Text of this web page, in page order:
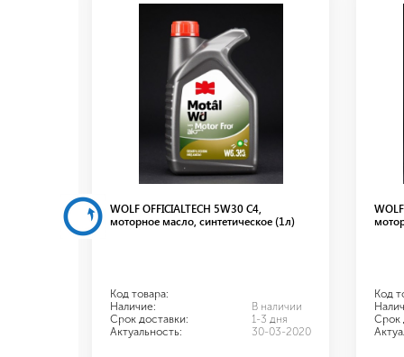
WOLF OFFICIALTECH 5W30 С4,
моторное масло, синтетическое (1л)
Код товара:
Наличие:
В наличии
Срок доставки:
1-3 дня
Актуальность:
30-03-2020
Код
Срок